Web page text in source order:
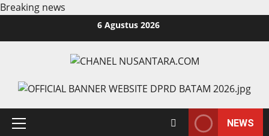
Breaking news
6 Agustus 2026
Primary
NEWS